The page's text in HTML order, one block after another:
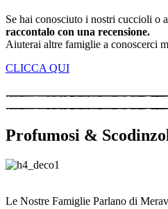
Se hai conosciuto i nostri cuccioli o
raccontalo con una recensione.
Aiuterai altre famiglie a conoscerci
CLICCA QUI
Profumosi &
Le Nostre Famiglie Parlano di